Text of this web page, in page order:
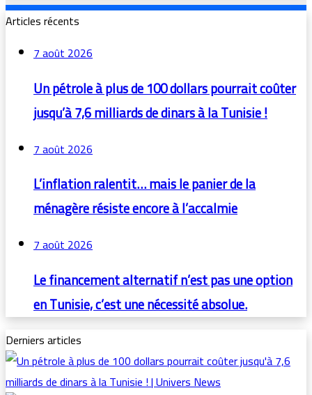
Articles récents
7 août 2026
Un pétrole à plus de 100 dollars pourrait coûter
jusqu’à 7,6 milliards de dinars à la Tunisie !
7 août 2026
L’inflation ralentit… mais le panier de la
ménagère résiste encore à l’accalmie
7 août 2026
Le financement alternatif n’est pas une option
en Tunisie, c’est une nécessité absolue.
Derniers articles